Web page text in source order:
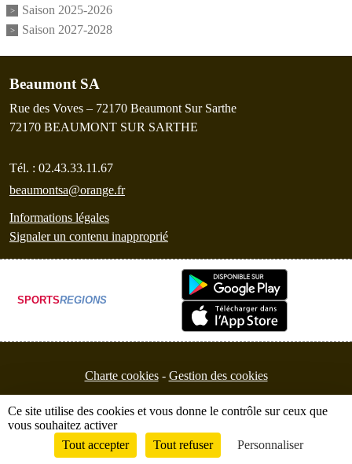
Saison 2025-2026
Saison 2027-2028
Beaumont SA
Rue des Voves – 72170 Beaumont Sur Sarthe
72170 BEAUMONT SUR SARTHE
Tél. : 02.43.33.11.67
beaumontsa@orange.fr
Informations légales
Signaler un contenu inapproprié
SPORTSREGIONS
Charte cookies Gestion des cookies
Envie de participer ? Connexion
Ce site utilise des cookies et vous donne le contrôle sur ceux que
vous souhaitez activer
Tout accepter
Tout refuser Personnaliser